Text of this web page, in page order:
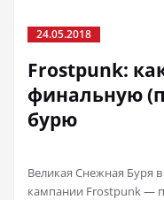
24.05.2018
Frostpunk:
финальную
бурю
Великая Снежная Буря
кампании Frostpunk —